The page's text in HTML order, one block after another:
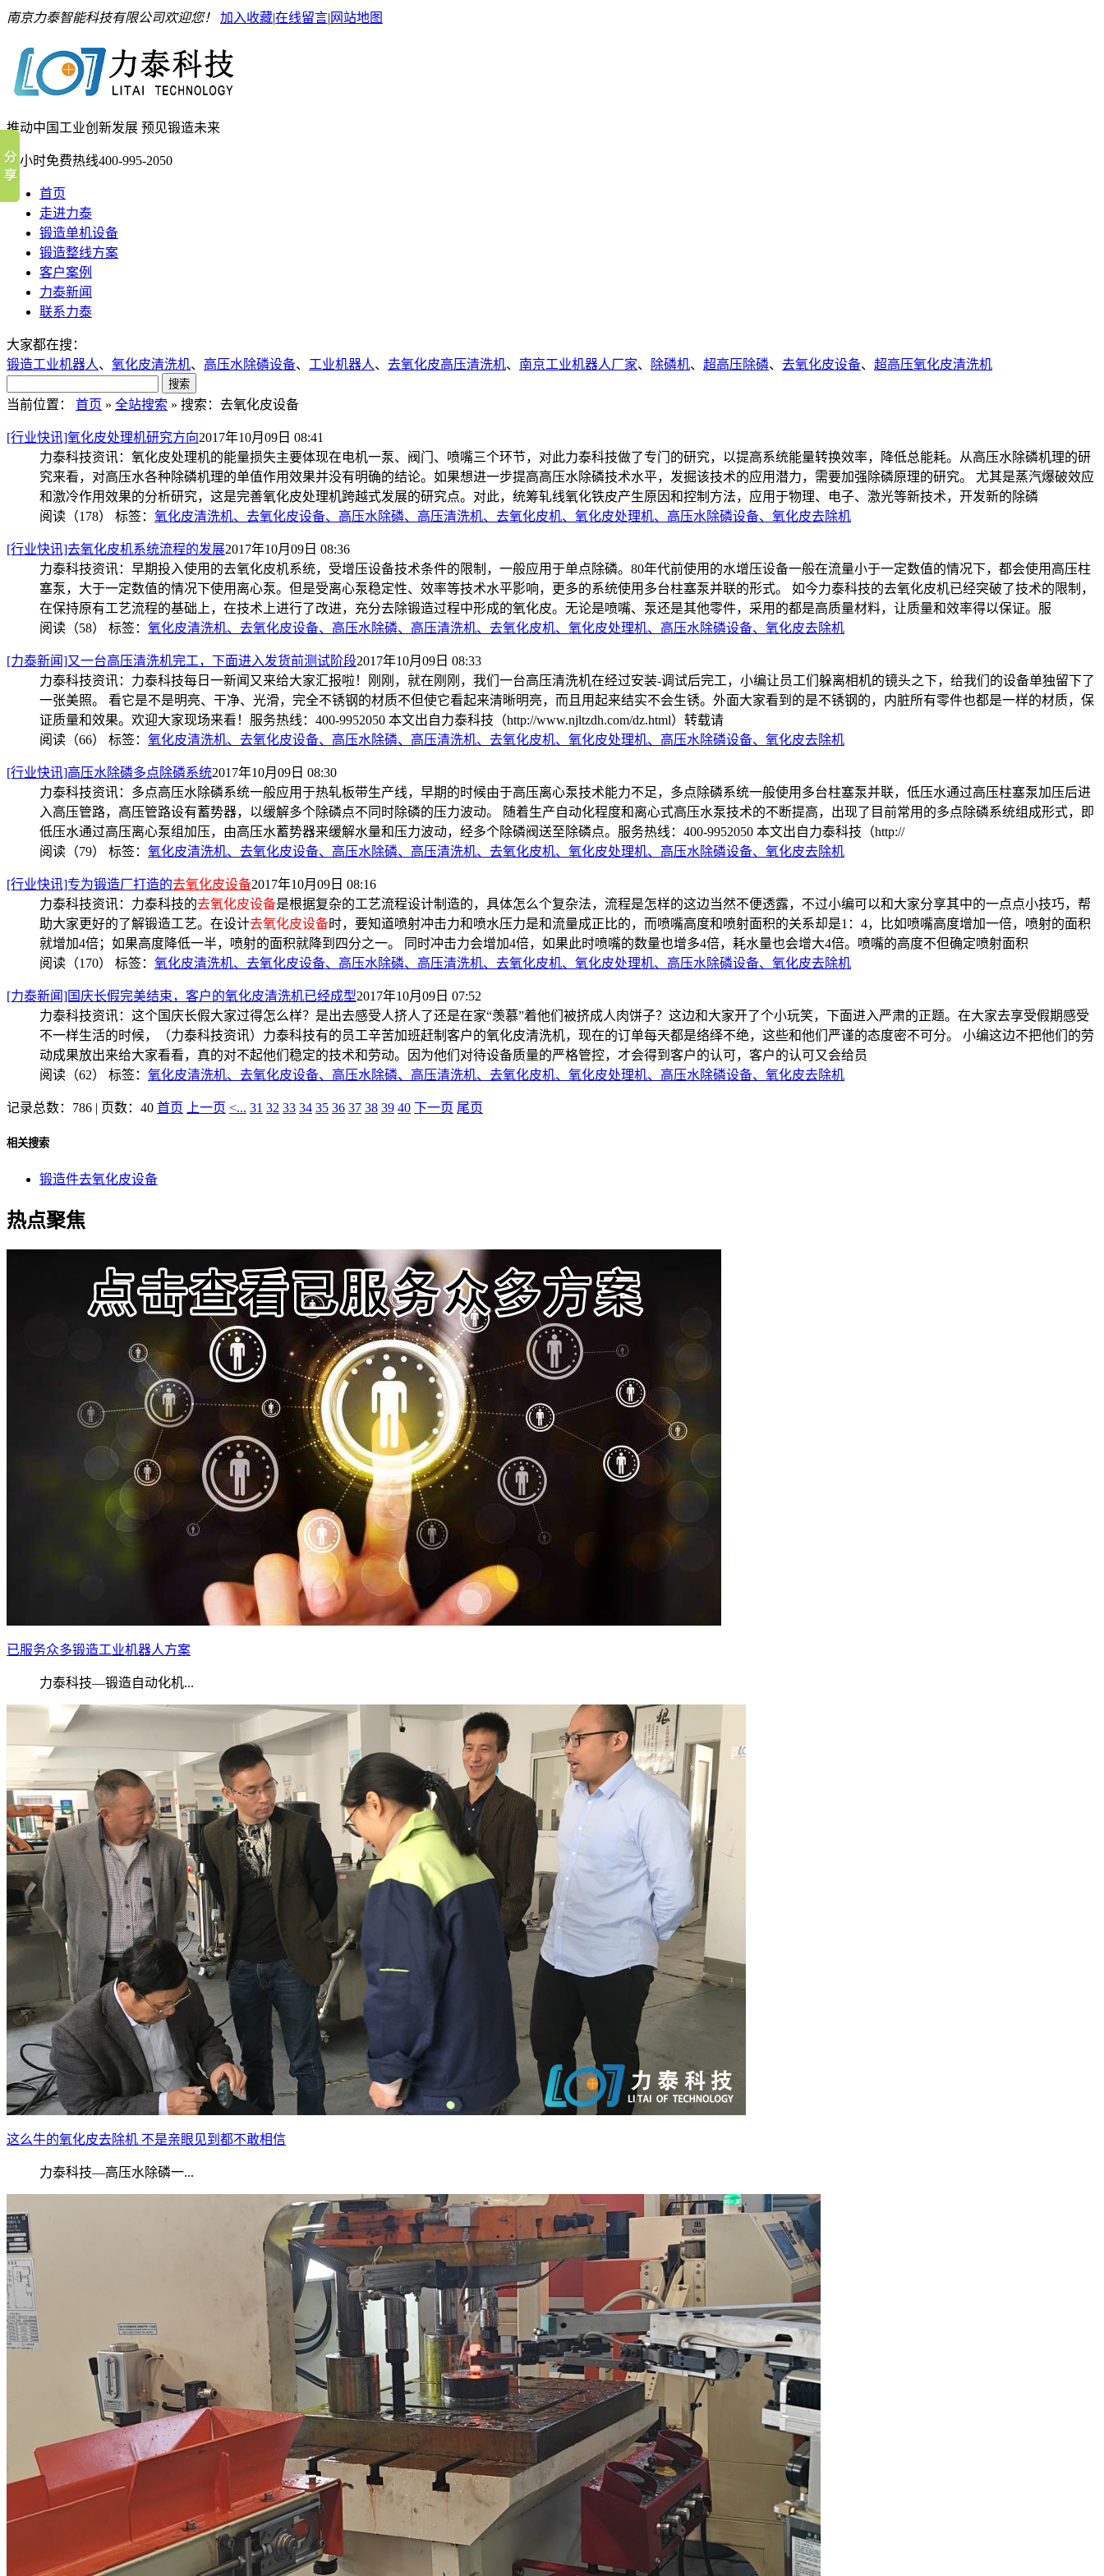
南京力泰智能科技有限公司欢迎您！ 加入收藏|在线留言| 网站地图
推动中国工业创新发展 预见锻造未来
24小时免费热线400-995-2050
首页
走进力泰
锻造单机设备
锻造整线方案
客户案例
力泰新闻
联系力泰
大家都在搜：
锻造工业机器人、 氧化皮清洗机、 高压水除磷设备、 工业机器人、 去氧化皮高压清洗机、 南京工业机器人厂家、 除磷机、 超高压除磷、 去氧化皮设备、 超高压氧化皮清洗机
当前位置： 首页 » 全站搜索 » 搜索：去氧化皮设备
[行业快讯]氧化皮处理机研究方向2017年10月09日 08:41
力泰科技资讯：氧化皮处理机的能量损失主要体现在电机一泵、阀门、喷嘴三个环节，对此力泰科技做了专门的研究，以提高系统能量转换效率，降低总能耗。从高压水除磷机理的研
究来看，对高压水各种除磷机理的单值作用效果并没有明确的结论。如果想进一步提高高压水除磷技术水平，发掘该技术的应用潜力，需要加强除磷原理的研究。 尤其是蒸汽爆破效应
和激冷作用效果的分析研究，这是完善氧化皮处理机跨越式发展的研究点。对此，统筹轧线氧化铁皮产生原因和控制方法，应用于物理、电子、激光等新技术，开发新的除磷
阅读（178） 标签： 氧化皮清洗机、去氧化皮设备、高压水除磷、高压清洗机、去氧化皮机、氧化皮处理机、高压水除磷设备、氧化皮去除机
[行业快讯]去氧化皮机系统流程的发展2017年10月09日 08:36
力泰科技资讯：早期投入使用的去氧化皮机系统，受增压设备技术条件的限制，一般应用于单点除磷。80年代前使用的水增压设备一般在流量小于一定数值的情况下，都会使用高压柱
塞泵，大于一定数值的情况下使用离心泵。但是受离心泵稳定性、效率等技术水平影响，更多的系统使用多台柱塞泵并联的形式。 如今力泰科技的去氧化皮机已经突破了技术的限制，
在保持原有工艺流程的基础上，在技术上进行了改进，充分去除锻造过程中形成的氧化皮。无论是喷嘴、泵还是其他零件，采用的都是高质量材料，让质量和效率得以保证。服
阅读（58） 标签： 氧化皮清洗机、去氧化皮设备、高压水除磷、高压清洗机、去氧化皮机、氧化皮处理机、高压水除磷设备、氧化皮去除机
[力泰新闻]又一台高压清洗机完工，下面进入发货前测试阶段2017年10月09日 08:33
力泰科技资讯：力泰科技每日一新闻又来给大家汇报啦！刚刚，就在刚刚，我们一台高压清洗机在经过安装-调试后完工，小编让员工们躲离相机的镜头之下，给我们的设备单独留下了
一张美照。 看它是不是明亮、干净、光滑，完全不锈钢的材质不但使它看起来清晰明亮，而且用起来结实不会生锈。外面大家看到的是不锈钢的，内脏所有零件也都是一样的材质，保
证质量和效果。欢迎大家现场来看！服务热线：400-9952050 本文出自力泰科技（http://www.njltzdh.com/dz.html）转载请
阅读（66） 标签： 氧化皮清洗机、去氧化皮设备、高压水除磷、高压清洗机、去氧化皮机、氧化皮处理机、高压水除磷设备、氧化皮去除机
[行业快讯]高压水除磷多点除磷系统2017年10月09日 08:30
力泰科技资讯：多点高压水除磷系统一般应用于热轧板带生产线，早期的时候由于高压离心泵技术能力不足，多点除磷系统一般使用多台柱塞泵并联，低压水通过高压柱塞泵加压后进
入高压管路，高压管路设有蓄势器，以缓解多个除磷点不同时除磷的压力波动。 随着生产自动化程度和离心式高压水泵技术的不断提高，出现了目前常用的多点除磷系统组成形式，即
低压水通过高压离心泵组加压，由高压水蓄势器来缓解水量和压力波动，经多个除磷阀送至除磷点。服务热线：400-9952050 本文出自力泰科技（http://
阅读（79） 标签： 氧化皮清洗机、去氧化皮设备、高压水除磷、高压清洗机、去氧化皮机、氧化皮处理机、高压水除磷设备、氧化皮去除机
[行业快讯]专为锻造厂打造的去氧化皮设备2017年10月09日 08:16
力泰科技资讯：力泰科技的去氧化皮设备是根据复杂的工艺流程设计制造的，具体怎么个复杂法，流程是怎样的这边当然不便透露，不过小编可以和大家分享其中的一点点小技巧，帮
助大家更好的了解锻造工艺。在设计去氧化皮设备时，要知道喷射冲击力和喷水压力是和流量成正比的，而喷嘴高度和喷射面积的关系却是1：4，比如喷嘴高度增加一倍，喷射的面积
就增加4倍；如果高度降低一半，喷射的面积就降到四分之一。 同时冲击力会增加4倍，如果此时喷嘴的数量也增多4倍，耗水量也会增大4倍。喷嘴的高度不但确定喷射面积
阅读（170） 标签： 氧化皮清洗机、去氧化皮设备、高压水除磷、高压清洗机、去氧化皮机、氧化皮处理机、高压水除磷设备、氧化皮去除机
[力泰新闻]国庆长假完美结束，客户的氧化皮清洗机已经成型2017年10月09日 07:52
力泰科技资讯：这个国庆长假大家过得怎么样？是出去感受人挤人了还是在家“羡慕”着他们被挤成人肉饼子？这边和大家开了个小玩笑，下面进入严肃的正题。在大家去享受假期感受
不一样生活的时候，（力泰科技资讯）力泰科技有的员工辛苦加班赶制客户的氧化皮清洗机，现在的订单每天都是络绎不绝，这些和他们严谨的态度密不可分。 小编这边不把他们的劳
动成果放出来给大家看看，真的对不起他们稳定的技术和劳动。因为他们对待设备质量的严格管控，才会得到客户的认可，客户的认可又会给员
阅读（62） 标签： 氧化皮清洗机、去氧化皮设备、高压水除磷、高压清洗机、去氧化皮机、氧化皮处理机、高压水除磷设备、氧化皮去除机
记录总数：786 | 页数：40 首页 上一页 <... 31 32 33 34 35 36 37 38 39 40 下一页 尾页
相关搜索
锻造件去氧化皮设备
热点聚焦
已服务众多锻造工业机器人方案
力泰科技—锻造自动化机...
这么牛的氧化皮去除机 不是亲眼见到都不敢相信
力泰科技—高压水除磷一...